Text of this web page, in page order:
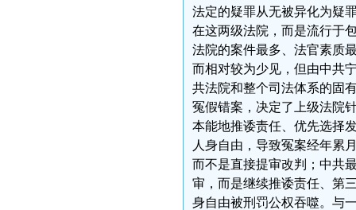
法定的疑罪从无被异化为疑
在这两级法院，而是流行于
法院的案件最多、法官素质
而相对较为少见，但由中共
共法院和整个司法体系的固
冤假错案，决定了上级法院
本能地推诿责任、优先选择
人身自由，导致冤案经年累
而不是直接提审改判；中共
审，而是继续推诿责任、第
身自由被刑罚公权吞噬。与